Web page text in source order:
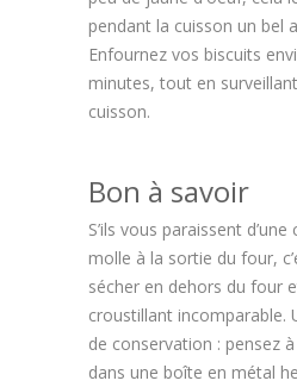
pendant la cuisson un bel
Enfournez vos biscuits
minutes, tout en
cuisson.
Bon à savoir
S’ils vous paraissent
molle à la sortie du four,
sécher en dehors du four
croustillant incomparable.
de conservation : pensez
dans une boîte en métal